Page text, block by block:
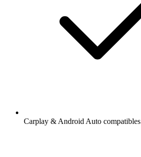
Carplay & Android Auto compatibles